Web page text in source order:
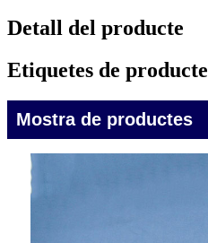
Detall del producte
Etiquetes de producte
Mostra de productes